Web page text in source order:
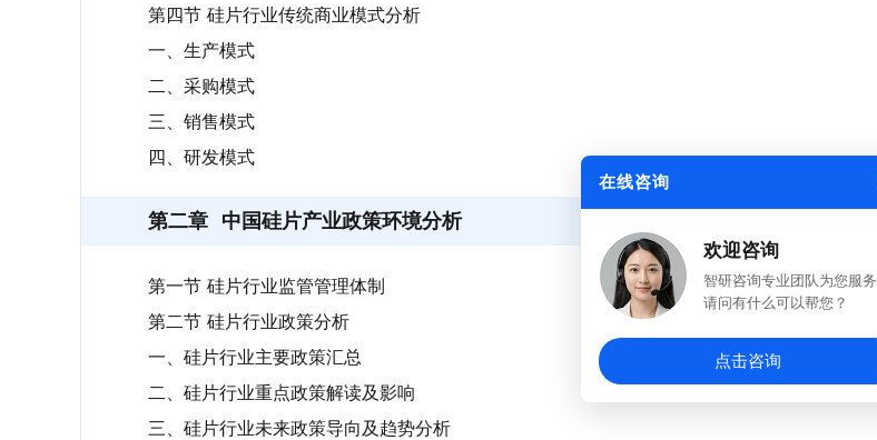
第四节 硅片行业传统商业模式分析
一、生产模式
二、采购模式
三、销售模式
四、研发模式
第二章 中国硅片产业政策环境分析
第一节 硅片行业监管管理体制
第二节 硅片行业政策分析
一、硅片行业主要政策汇总
二、硅片行业重点政策解读及影响
三、硅片行业未来政策导向及趋势分析
在线咨询
欢迎咨询
智研咨询专业团队为您服务
请问有什么可以帮您？
点击咨询